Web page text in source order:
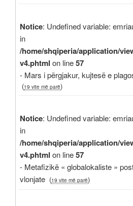
Notice: Undefined variable:
in
/home/shqiperia/application/
v4.phtml on line57
- Mars i përgjakur, kujtesë e
(19 vite më parë)
Notice: Undefined variable:
in
/home/shqiperia/application/
v4.phtml on line57
- Metafizikë « globalokaliste »
vlonjate (19 vite më parë)